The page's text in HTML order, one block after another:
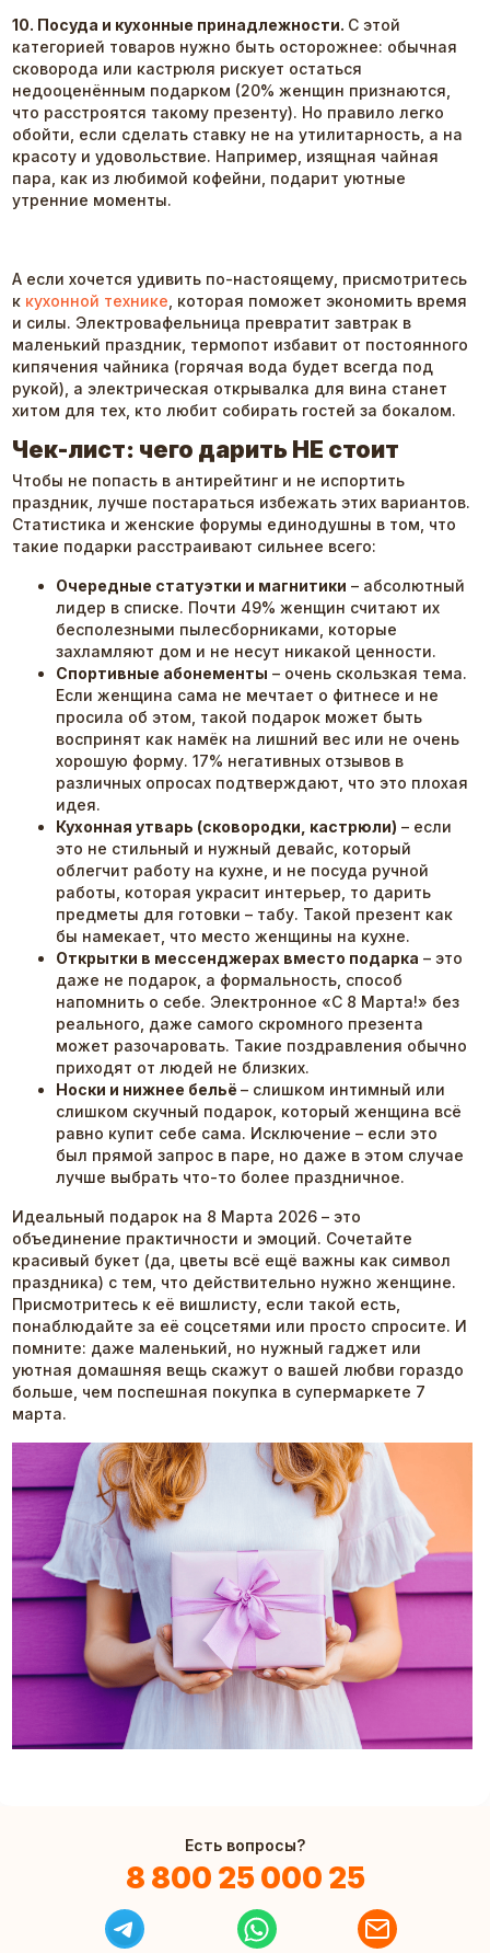
10. Посуда и кухонные принадлежности. С этой
категорией товаров нужно быть осторожнее: обычная
сковорода или кастрюля рискует остаться
недооценённым подарком (20% женщин признаются,
что расстроятся такому презенту). Но правило легко
обойти, если сделать ставку не на утилитарность, а на
красоту и удовольствие. Например, изящная чайная
пара, как из любимой кофейни, подарит уютные
утренние моменты.
А если хочется удивить по-настоящему, присмотритесь
к кухонной технике , которая поможет экономить время
и силы. Электровафельница превратит завтрак в
маленький праздник, термопот избавит от постоянного
кипячения чайника (горячая вода будет всегда под
рукой), а электрическая открывалка для вина станет
хитом для тех, кто любит собирать гостей за бокалом.
Чек-лист: чего дарить НЕ стоит
Чтобы не попасть в антирейтинг и не испортить
праздник, лучше постараться избежать этих вариантов.
Статистика и женские форумы единодушны в том, что
такие подарки расстраивают сильнее всего:
Очередные статуэтки и магнитики – абсолютный
лидер в списке. Почти 49% женщин считают их
бесполезными пылесборниками, которые
захламляют дом и не несут никакой ценности.
Спортивные абонементы – очень скользкая тема.
Если женщина сама не мечтает о фитнесе и не
просила об этом, такой подарок может быть
воспринят как намёк на лишний вес или не очень
хорошую форму. 17% негативных отзывов в
различных опросах подтверждают, что это плохая
идея.
Кухонная утварь (сковородки, кастрюли) – если
это не стильный и нужный девайс, который
облегчит работу на кухне, и не посуда ручной
работы, которая украсит интерьер, то дарить
предметы для готовки – табу. Такой презент как
бы намекает, что место женщины на кухне.
Открытки в мессенджерах вместо подарка – это
даже не подарок, а формальность, способ
напомнить о себе. Электронное «С 8 Марта!» без
реального, даже самого скромного презента
может разочаровать. Такие поздравления обычно
приходят от людей не близких.
Носки и нижнее бельё – слишком интимный или
слишком скучный подарок, который женщина всё
равно купит себе сама. Исключение – если это
был прямой запрос в паре, но даже в этом случае
лучше выбрать что-то более праздничное.
Идеальный подарок на 8 Марта 2026 – это
объединение практичности и эмоций. Сочетайте
красивый букет (да, цветы всё ещё важны как символ
праздника) с тем, что действительно нужно женщине.
Присмотритесь к её вишлисту, если такой есть,
понаблюдайте за её соцсетями или просто спросите. И
помните: даже маленький, но нужный гаджет или
уютная домашняя вещь скажут о вашей любви гораздо
больше, чем поспешная покупка в супермаркете 7
марта.
Есть вопросы?
8 800 25 000 25